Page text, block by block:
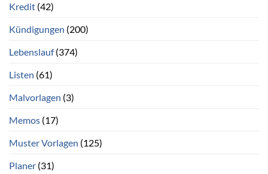
Kredit (42)
Kündigungen (200)
Lebenslauf(374)
Listen (61)
Malvorlagen (3)
Memos (17)
Muster Vorlagen (125)
Planer (31)